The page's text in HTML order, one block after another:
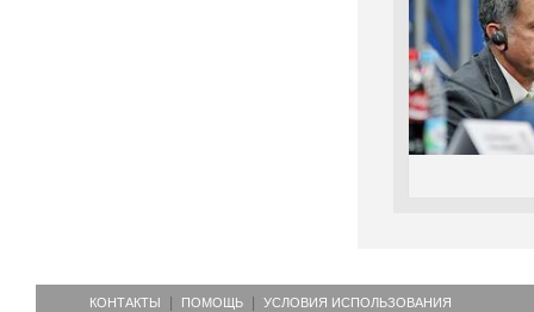
КОНТАКТЫ ПОМОЩЬ УСЛОВИЯ ИСПОЛЬЗОВАНИЯ